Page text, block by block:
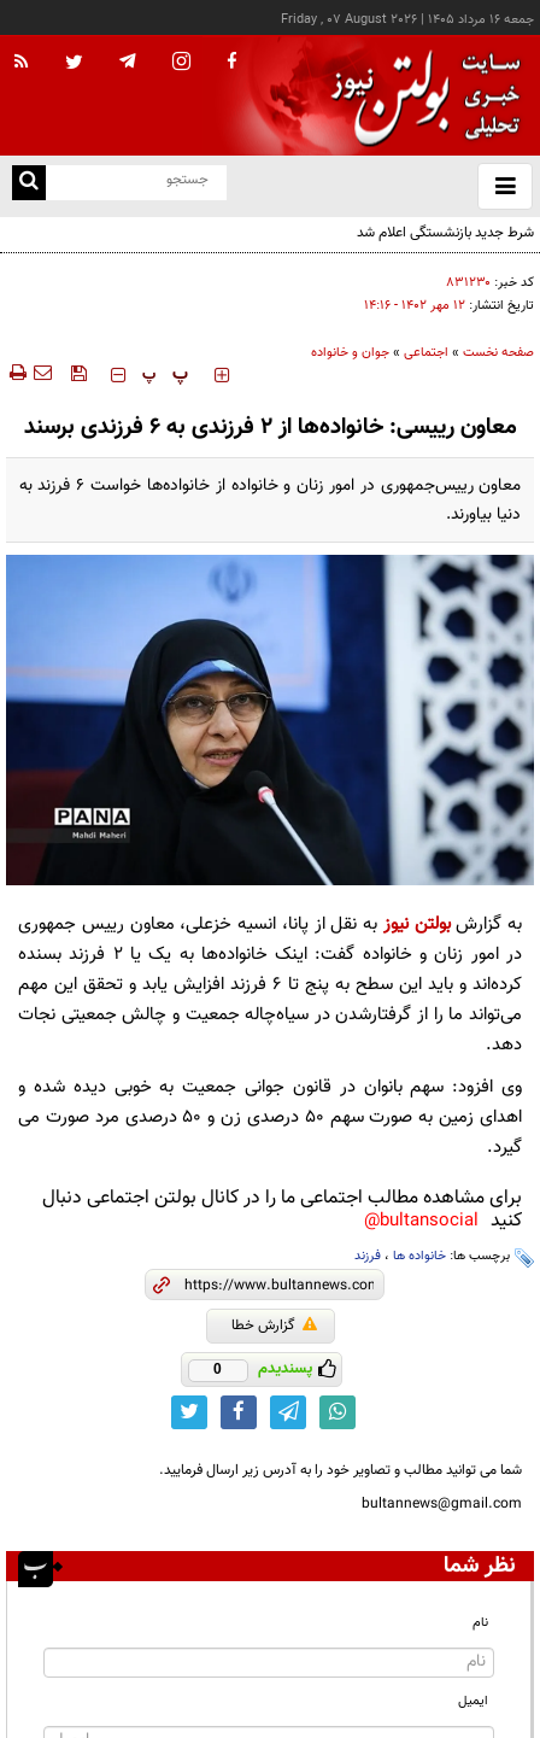
جمعه ۱۶ مرداد ۱۴۰۵ |
Friday , 07 August 2026
باز
و
شرط جدید بازنشستگی اعلام شد
کد خبر: ۸۳۱۲۳۰
تاریخ انتشار: ۱۲ مهر ۱۴۰۲ - ۱۴:۱۶
صفحه نخست » اجتماعی »جوان و خانواده
‍‍‍ پ پ
معاون رییسی: خانواده‌ها از ۲ فرزندی به ۶ فرزندی برسند
معاون رییس‌جمهوری در امور زنان و خانواده از خانواده‌ها خواست 6 فرزند به
دنیا بیاورند.
به گزارشبولتن نیوز به نقل از پانا، انسیه خزعلی، معاون رییس جمهوری
در امور زنان و خانواده گفت: اینک خانواده‌ها به یک یا ۲ فرزند بسنده
کرده‌اند و باید این سطح به پنج تا ۶ فرزند افزایش یابد و تحقق این مهم
می‌تواند ما را از گرفتارشدن در سیاه‌چاله جمعیت و چالش جمعیتی نجات
دهد.
وی افزود: سهم بانوان در قانون جوانی جمعیت به خوبی دیده شده و
اهدای زمین به صورت سهم ۵۰ درصدی زن و ۵۰ درصدی مرد صورت می
گیرد.
برای مشاهده مطالب اجتماعی ما را در کانال بولتن اجتماعی دنبال
کنید bultansocial@
برچسب ها: خانواده ها ، فرزند
گزارش خطا
پسندیدم 0
شما می توانید مطالب و تصاویر خود را به آدرس زیر ارسال فرمایید.
bultannews@gmail.com
نظر شما
نام
ایمیل